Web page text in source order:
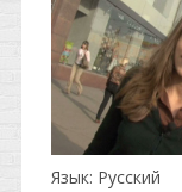
Язык: Русский